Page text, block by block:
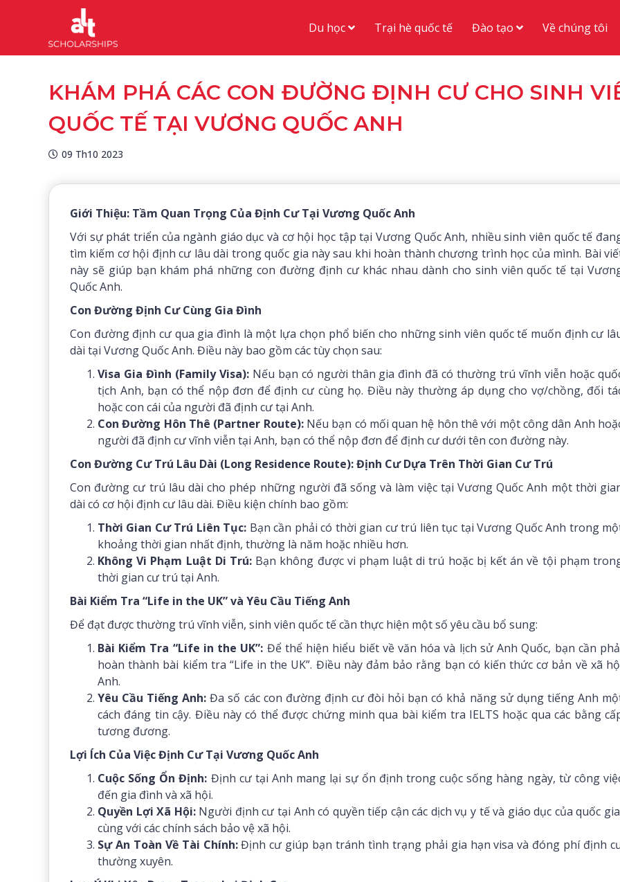
Du học Trại hè quốc tế Đào tạo Về chúng tôi
KHÁM PHÁ CÁC CON ĐƯỜNG ĐỊNH CƯ CHO SINH
QUỐC TẾ TẠI VƯƠNG QUỐC ANH
09 Th10 2023
Giới Thiệu: Tầm Quan Trọng Của Định Cư Tại Vương Quốc Anh
Với sự phát triển của ngành giáo dục và cơ hội học tập tại Vương Quốc Anh, nhiều sinh viên quốc tế
tìm kiếm cơ hội định cư lâu dài trong quốc gia này sau khi hoàn thành chương trình học của mình. Bài
này sẽ giúp bạn khám phá những con đường định cư khác nhau dành cho sinh viên quốc tế tại
Quốc Anh.
Con Đường Định Cư Cùng Gia Đình
Con đường định cư qua gia đình là một lựa chọn phổ biến cho những sinh viên quốc tế muốn định cư
dài tại Vương Quốc Anh. Điều này bao gồm các tùy chọn sau:
Visa Gia Đình (Family Visa):Nếu bạn có người thân gia đình đã có thường trú vĩnh viễn hoặc
tịch Anh, bạn có thể nộp đơn để định cư cùng họ. Điều này thường áp dụng cho vợ/chồng, đối
hoặc con cái của người đã định cư tại Anh.
Con Đường Hôn Thê (Partner Route):Nếu bạn có mối quan hệ hôn thê với một công dân Anh
người đã định cư vĩnh viễn tại Anh, bạn có thể nộp đơn để định cư dưới tên con đường này.
Con Đường Cư Trú Lâu Dài (Long Residence Route): Định Cư Dựa Trên Thời Gian Cư Trú
Con đường cư trú lâu dài cho phép những người đã sống và làm việc tại Vương Quốc Anh một thời
dài có cơ hội định cư lâu dài. Điều kiện chính bao gồm:
Thời Gian Cư Trú Liên Tục: Bạn cần phải có thời gian cư trú liên tục tại Vương Quốc Anh trong
khoảng thời gian nhất định, thường là năm hoặc nhiều hơn.
Không Vi Phạm Luật Di Trú:Bạn không được vi phạm luật di trú hoặc bị kết án về tội phạm
thời gian cư trú tại Anh.
Bài Kiểm Tra “Life in the UK” và Yêu Cầu Tiếng Anh
Để đạt được thường trú vĩnh viễn, sinh viên quốc tế cần thực hiện một số yêu cầu bổ sung:
Bài Kiểm Tra “Life in the UK”: Để thể hiện hiểu biết về văn hóa và lịch sử Anh Quốc, bạn cần
hoàn thành bài kiểm tra “Life in the UK”. Điều này đảm bảo rằng bạn có kiến thức cơ bản về xã
Anh.
Yêu Cầu Tiếng Anh: Đa số các con đường định cư đòi hỏi bạn có khả năng sử dụng tiếng Anh
cách đáng tin cậy. Điều này có thể được chứng minh qua bài kiểm tra IELTS hoặc qua các bằng
tương đương.
Lợi Ích Của Việc Định Cư Tại Vương Quốc Anh
Cuộc Sống Ổn Định: Định cư tại Anh mang lại sự ổn định trong cuộc sống hàng ngày, từ công
đến gia đình và xã hội.
Quyền Lợi Xã Hội:Người định cư tại Anh có quyền tiếp cận các dịch vụ y tế và giáo dục của quốc
cùng với các chính sách bảo vệ xã hội.
Sự An Toàn Về Tài Chính:Định cư giúp bạn tránh tình trạng phải gia hạn visa và đóng phí định
thường xuyên.